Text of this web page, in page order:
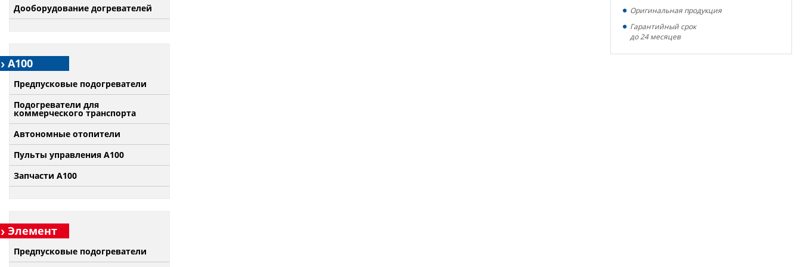
Дооборудование догревателей
А100
Предпусковые подогреватели
Подогреватели для
коммерческого транспорта
Автономные отопители
Пульты управления A100
Запчасти А100
Элемент
Предпусковые подогреватели
Оригинальная продукция
Гарантийный срок
до 24 месяцев